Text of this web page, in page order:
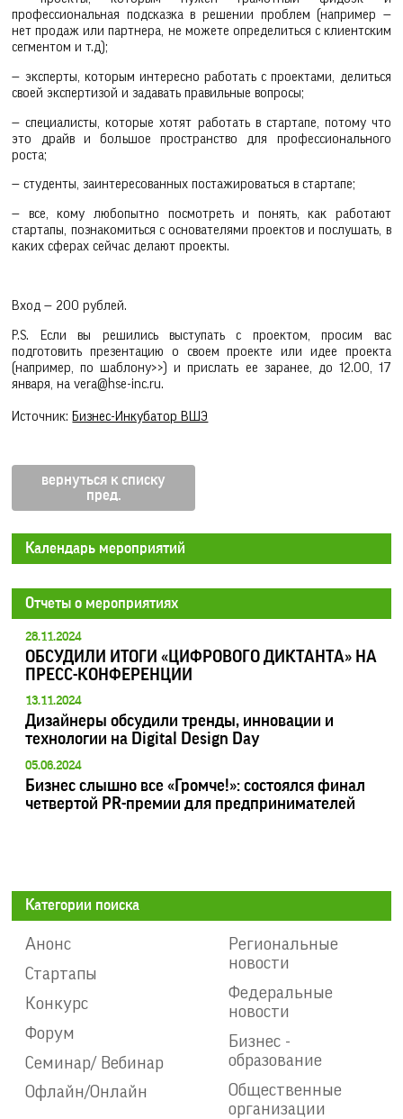
профессиональная подсказка в решении проблем (например —
нет продаж или партнера, не можете определиться с клиентским
сегментом и т.д);
— эксперты, которым интересно работать с проектами, делиться
своей экспертизой и задавать правильные вопросы;
— специалисты, которые хотят работать в стартапе, потому что
это драйв и большое пространство для профессионального
роста;
— студенты, заинтересованных постажироваться в стартапе;
— все, кому любопытно посмотреть и понять, как работают
стартапы, познакомиться с основателями проектов и послушать, в
каких сферах сейчас делают проекты.
Вход — 200 рублей.
P.S. Если вы решились выступать с проектом, просим вас
подготовить презентацию о своем проекте или идее проекта
(например, по шаблону>>) и прислать ее заранее, до 12.00, 17
января, на vera@hse-inc.ru.
Источник: Бизнес-Инкубатор ВШЭ
вернуться к списку
Календарь мероприятий
Отчеты о мероприятиях
28.11.2024
ОБСУДИЛИ ИТОГИ «ЦИФРОВОГО ДИКТАНТА» НА
ПРЕСС-КОНФЕРЕНЦИИ
13.11.2024
Дизайнеры обсудили тренды, инновации и
технологии на Digital Design Day
05.06.2024
Бизнес слышно все «Громче!»: состоялся финал
четвертой PR-премии для предпринимателей
Категории поиска
Анонс
Стартапы
Конкурс
Форум
Семинар/ Вебинар
Офлайн/Онлайн
Региональные
новости
Федеральные
новости
Бизнес -
образование
Общественные
организации